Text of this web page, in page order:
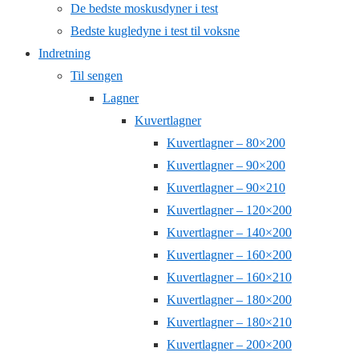
De bedste moskusdyner i test
Bedste kugledyne i test til voksne
Indretning
Til sengen
Lagner
Kuvertlagner
Kuvertlagner – 80×200
Kuvertlagner – 90×200
Kuvertlagner – 90×210
Kuvertlagner – 120×200
Kuvertlagner – 140×200
Kuvertlagner – 160×200
Kuvertlagner – 160×210
Kuvertlagner – 180×200
Kuvertlagner – 180×210
Kuvertlagner – 200×200